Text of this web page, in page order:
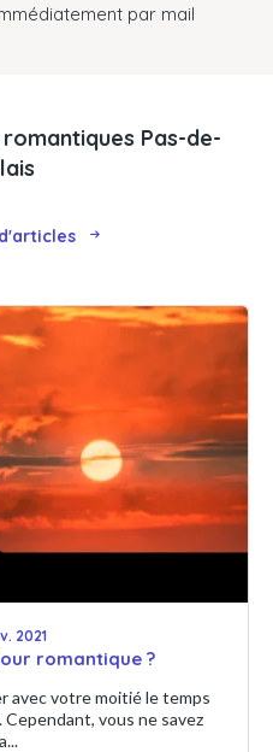
par mail
Pas-de-
2021
romantique ?
avec votre moitié le temps
Cependant, vous ne savez